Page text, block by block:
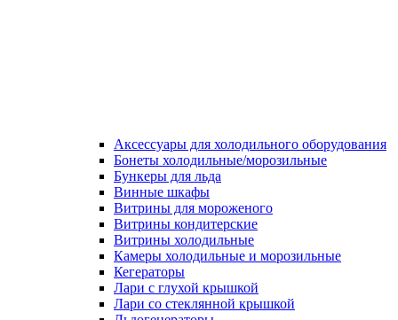
Аксессуары для холодильного оборудования
Бонеты холодильные/морозильные
Бункеры для льда
Винные шкафы
Витрины для мороженого
Витрины кондитерские
Витрины холодильные
Камеры холодильные и морозильные
Кегераторы
Лари с глухой крышкой
Лари со стеклянной крышкой